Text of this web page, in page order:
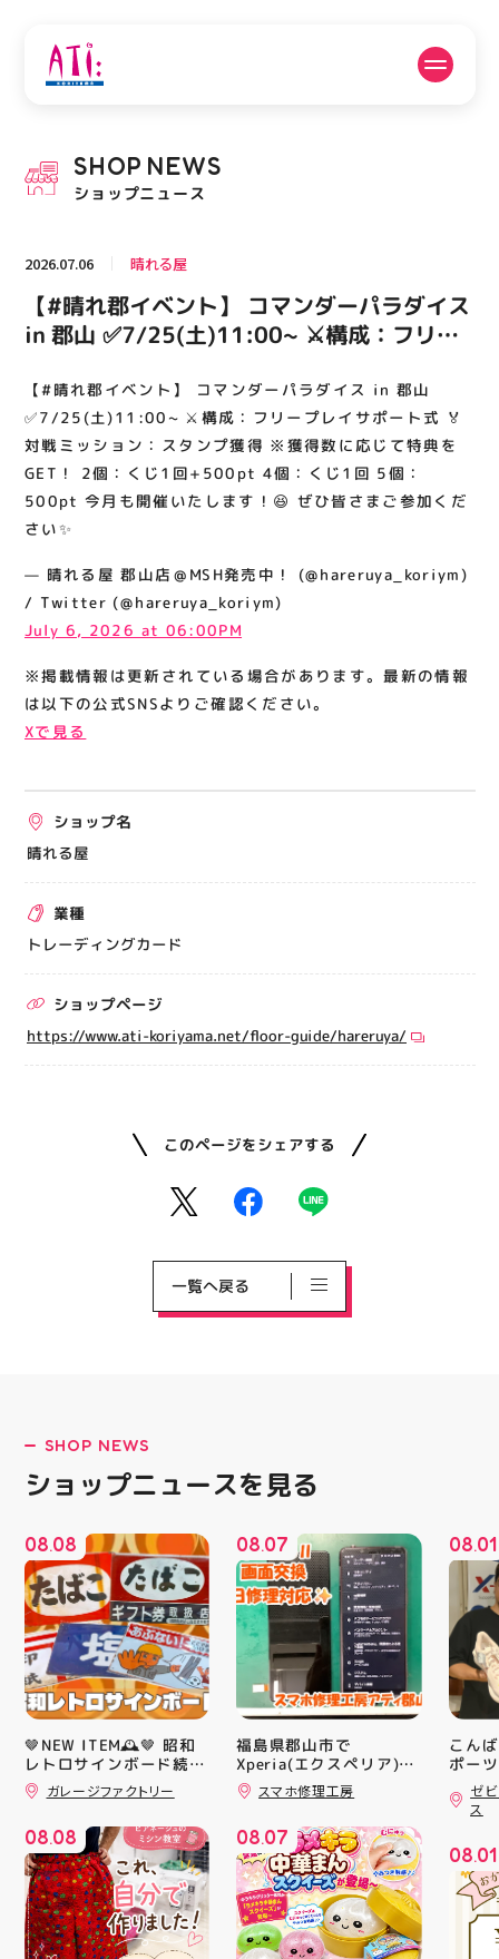
PICK UP NEWS
ピックアップニュース
フロアガイド 営業時間
ACCESS
アクセス・駐車場
RECRUIT
スタッフ募集
関連情報
お問い合わせ
プライバシーポリシー
サイトポリシー
運営会社
テナント出店募集
催事出店募集
アティビジョンについて
SHOP NEWS
ショップニュース
2026.07.06 晴れる屋
【#晴れ郡イベント】 コマンダーパラダイス
in 郡山 ✅7/25(土)11:00~ ⚔️構成：フリー
ンプ獲得 ※獲得数に応じて特典をGET！ 2
個：くじ1回+500pt 4個：くじ1回 5個：
500pt 今月も開催いたします！😆 ぜひ皆さ
まご参加ください✨
【#晴れ郡イベント】 コマンダーパラダイス in 郡山
✅7/25(土)11:00~ ⚔️構成：フリープレイサポート式 🏅
対戦ミッション：スタンプ獲得 ※獲得数に応じて特典を
GET！ 2個：くじ1回+500pt 4個：くじ1回 5個：
500pt 今月も開催いたします！😆 ぜひ皆さまご参加くだ
さい✨
— 晴れる屋 郡山店＠MSH発売中！ (@hareruya_koriym)
/ Twitter (@hareruya_koriym)
July 6, 2026 at 06:00PM
※掲載情報は更新されている場合があります。最新の情報
は以下の公式SNSよりご確認ください。
Xで見る
ショップ名
晴れる屋
業種
トレーディングカード
ショップページ
https://www.ati-koriyama.net/floor-guide/hareruya/
このページをシェアする
一覧へ戻る
SHOP NEWS
ショップニュースを見る
08.08
🤎NEW ITEM🕰️🤎 昭和
レトロサインボード続々
入荷中！ シャレオツで
ナウイ すべてA4サイズ
取り入れやすいですよ！
#昭和レトロ #アティ郡
山 #福島県 #郡山駅前 #
郡山市
ガレージファクトリー
08.08
08.07
福島県郡山市で
Xperia(エクスペリア)の
画面交換も即日修理対応
😊💪
スマホ修理工房
08.07
08.01
こん
ポー
ティ
日の
クス
6」の
徴と
反発
搭載
ゼ
ス
08.01